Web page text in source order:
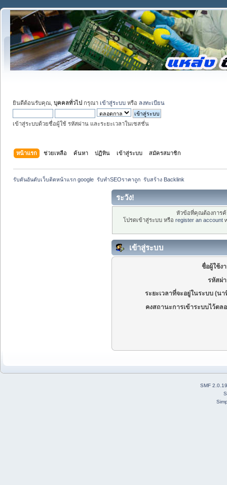
ยินดีต้อนรับคุณ, บุคคลทั่วไป กรุณา เข้าสู่ระบบ หรือ ลงทะเบียน
เข้าสู่ระบบด้วยชื่อผู้ใช้ รหัสผ่าน และระยะเวลาในเซสชั่น
หน้าแรก ช่วยเหลือ ค้นหา ปฏิทิน เข้าสู่ระบบ สมัครสมาชิก
รับดันอันดับเว็บติดหน้าแรก google  รับทำSEOราคาถูก  รับสร้าง Backlink
ระวัง!
หัวข้อที่คุณต้องการ
โปรดเข้าสู่ระบบ หรือ register an account
เข้าสู่ระบบ
ชื่อผู้ใช้ง
รหัสผ่
ระยะเวลาที่จะอยู่ในระบบ (นา
คงสถานะการเข้าระบบไว้ตล
SMF 2.0.19